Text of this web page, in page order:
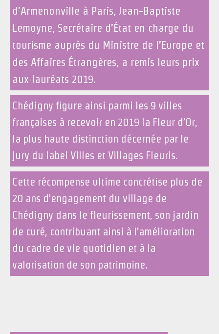
d’Armenonville à Paris, Jean-Baptiste
Lemoyne, Secrétaire d’État en charge du
tourisme auprès du Ministre de l’Europe et
des Affaires Étrangères, a remis leurs prix
aux lauréats 2019.
Chédigny figure ainsi parmi les 9 villes
françaises à recevoir en 2019 la Fleur d’Or,
la plus haute distinction décernée par le
jury du label Villes et Villages Fleuris.
Cette récompense ultime concrétise plus de
20 ans d’engagement du village de
Chédigny dans le fleurissement, son jardin
de curé, contribuant ainsi à l’amélioration
du cadre de vie quotidien et à la
valorisation de son patrimoine.